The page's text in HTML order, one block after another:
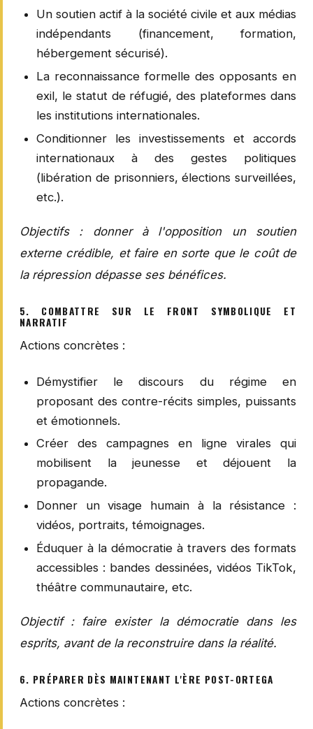
Un soutien actif à la société civile et aux médias
indépendants (financement, formation,
hébergement sécurisé).
La reconnaissance formelle des opposants en
exil, le statut de réfugié, des plateformes dans
les institutions internationales.
Conditionner les investissements et accords
internationaux à des gestes politiques
(libération de prisonniers, élections surveillées,
etc.).
Objectifs : donner à l'opposition un soutien
externe crédible, et faire en sorte que le coût de
la répression dépasse ses bénéfices.
5. COMBATTRE SUR LE FRONT SYMBOLIQUE ET
NARRATIF
Actions concrètes :
Démystifier le discours du régime en
proposant des contre-récits simples, puissants
et émotionnels.
Créer des campagnes en ligne virales qui
mobilisent la jeunesse et déjouent la
propagande.
Donner un visage humain à la résistance :
vidéos, portraits, témoignages.
Éduquer à la démocratie à travers des formats
accessibles : bandes dessinées, vidéos TikTok,
théâtre communautaire, etc.
Objectif : faire exister la démocratie dans les
esprits, avant de la reconstruire dans la réalité.
6. PRÉPARER DÈS MAINTENANT L'ÈRE POST-ORTEGA
Actions concrètes :